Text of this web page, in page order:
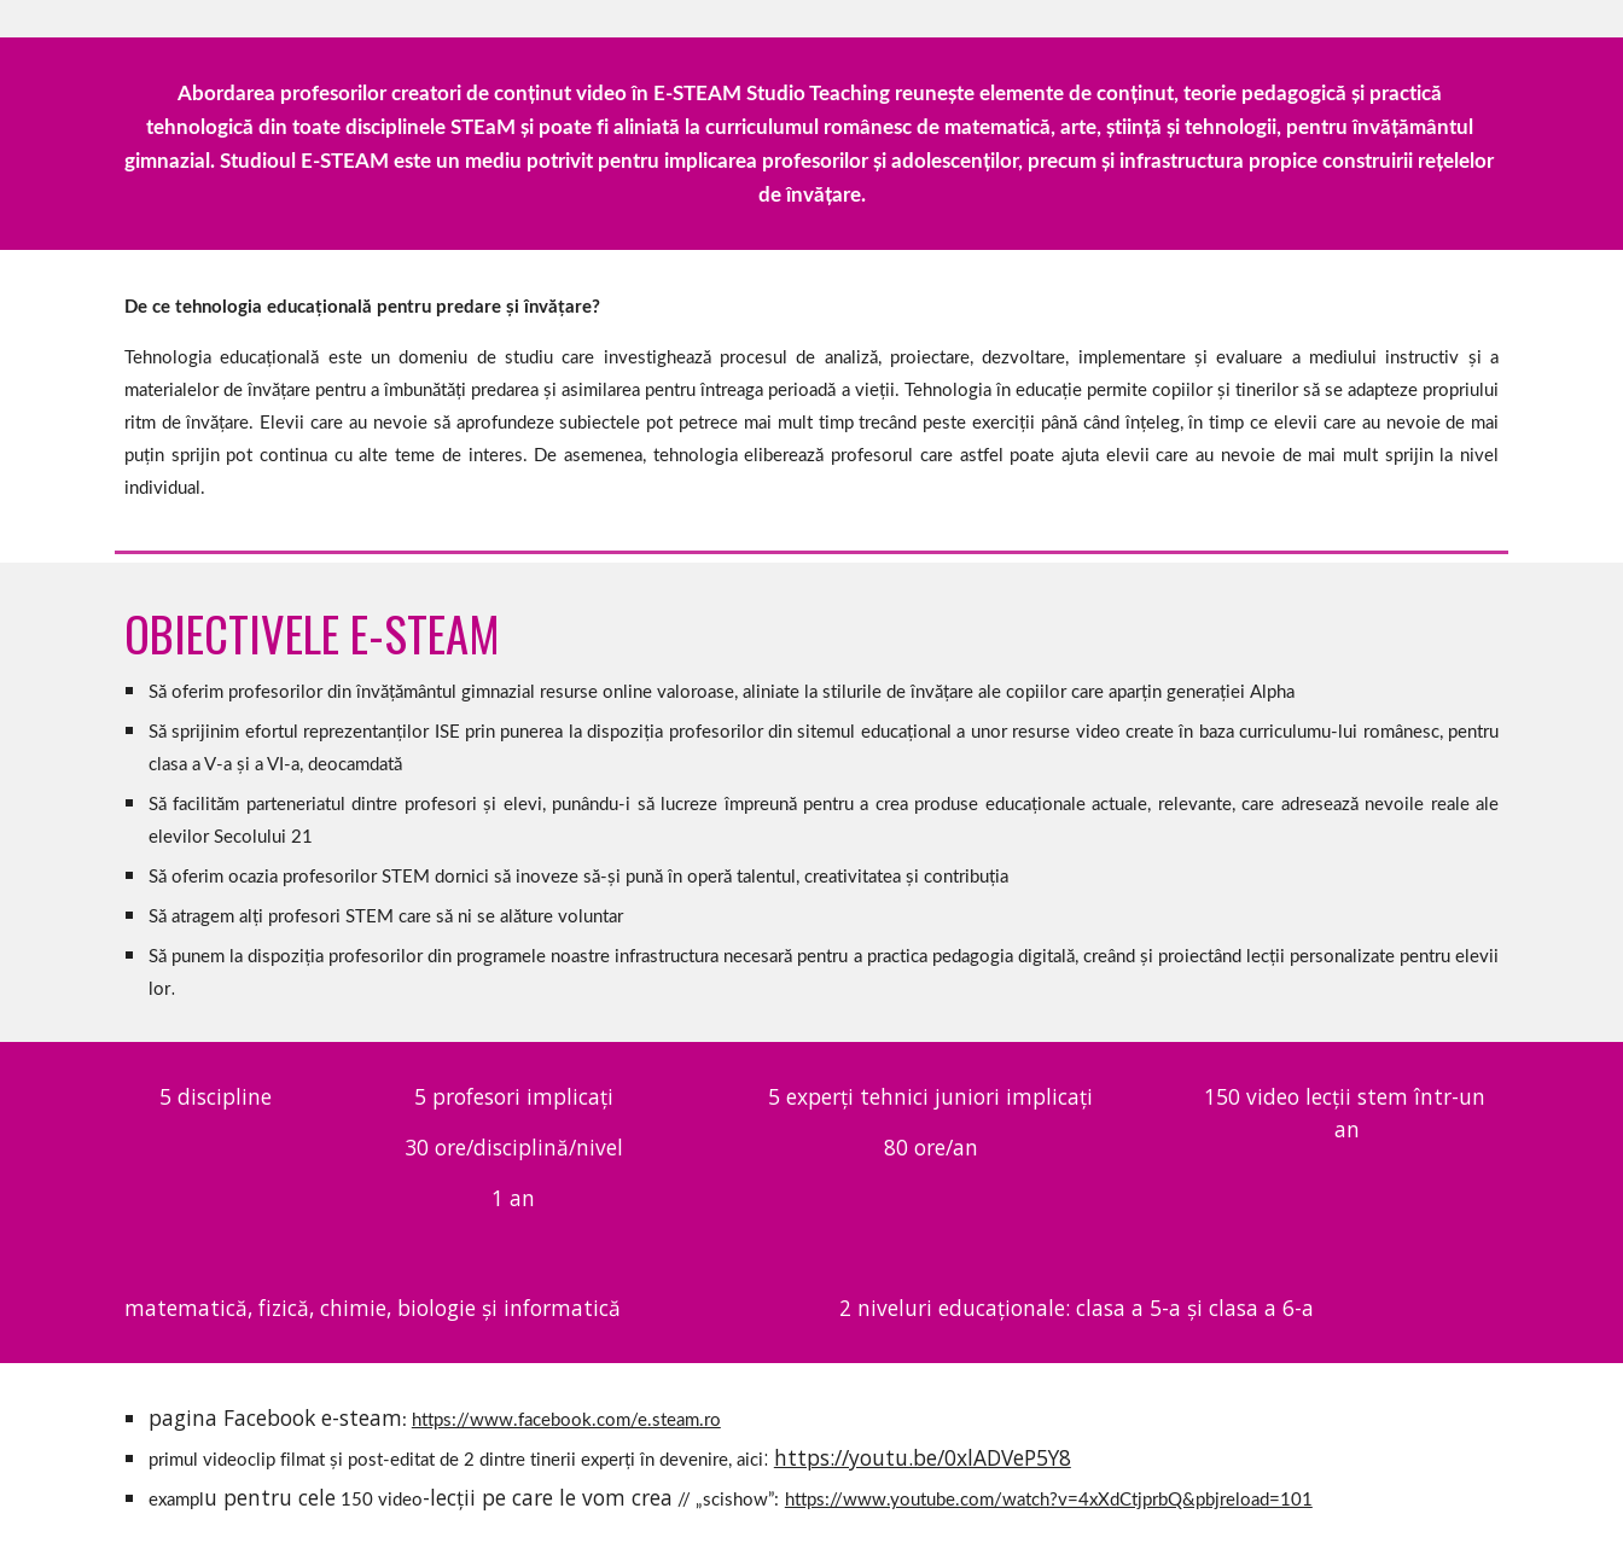
Abordarea profesorilor creatori de conținut video în E-STEAM Studio Teaching reunește elemente de conținut, teorie pedagogică și practică
tehnologică din toate disciplinele STEaM și poate fi aliniată la curriculumul românesc de matematică, arte, știință și tehnologii, pentru învățământul
gimnazial. Studioul E-STEAM este un mediu potrivit pentru implicarea profesorilor și adolescenților, precum și infrastructura propice construirii rețelelor
de învățare.
De ce tehnologia educațională pentru predare și învățare?
Tehnologia educațională este un domeniu de studiu care investighează procesul de analiză, proiectare, dezvoltare, implementare și evaluare a mediului instructiv și a
materialelor de învățare pentru a îmbunătăți predarea și asimilarea pentru întreaga perioadă a vieții. Tehnologia în educație permite copiilor și tinerilor să se adapteze propriului
ritm de învățare. Elevii care au nevoie să aprofundeze subiectele pot petrece mai mult timp trecând peste exerciții până când înțeleg, în timp ce elevii care au nevoie de mai
puțin sprijin pot continua cu alte teme de interes. De asemenea, tehnologia eliberează profesorul care astfel poate ajuta elevii care au nevoie de mai mult sprijin la nivel
individual.
OBIECTIVELE E-STEAM
Să oferim profesorilor din învățământul gimnazial resurse online valoroase, aliniate la stilurile de învățare ale copiilor care aparțin generației Alpha
Să sprijinim efortul reprezentanților ISE prin punerea la dispoziția profesorilor din sitemul educațional a unor resurse video create în baza curriculumu-lui românesc, pentru
clasa a V-a și a VI-a, deocamdată
Să facilităm parteneriatul dintre profesori și elevi, punându-i să lucreze împreună pentru a crea produse educaționale actuale, relevante, care adresează nevoile reale ale
elevilor Secolului 21
Să oferim ocazia profesorilor STEM dornici să inoveze să-și pună în operă talentul, creativitatea și contribuția
Să atragem alți profesori STEM care să ni se alăture voluntar
Să punem la dispoziția profesorilor din programele noastre infrastructura necesară pentru a practica pedagogia digitală, creând și proiectând lecții personalizate pentru elevii
lor.
5 discipline
5 profesori implicați
30 ore/disciplină/nivel
1 an
5 experți tehnici juniori implicați
80 ore/an
150 video lecții stem într-un
an
matematică, fizică, chimie, biologie și informatică 2 niveluri educaționale: clasa a 5-a și clasa a 6-a
pagina Facebook e-steam: https://www.facebook.com/e.steam.ro
primul videoclip filmat și post-editat de 2 dintre tinerii experți în devenire, aici: https://youtu.be/0xlADVeP5Y8
exampl u pentru cele 150 video-lecții pe care le vom crea // „scishow”: https://www.youtube.com/watch?v=4xXdCtjprbQ&pbjreload=101